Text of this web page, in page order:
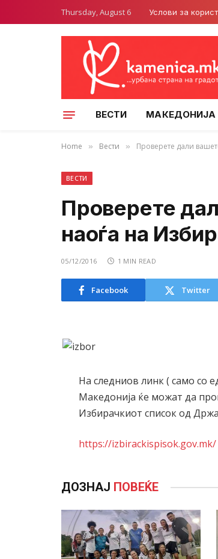
Thursday, August 6 Услови за
ВЕСТИ МАКЕДОНИЈА
Home » Вести » Проверете дали
ВЕСТИ
Проверете
наоѓа на
05/12/2016 1 MIN READ
Facebook Twitter
На следниов линк ( само со
Македонија ќе можат да
Избирачкиот список од
https://izbirackispisok.gov.mk/
ДОЗНАЈ ПОВЕЌЕ